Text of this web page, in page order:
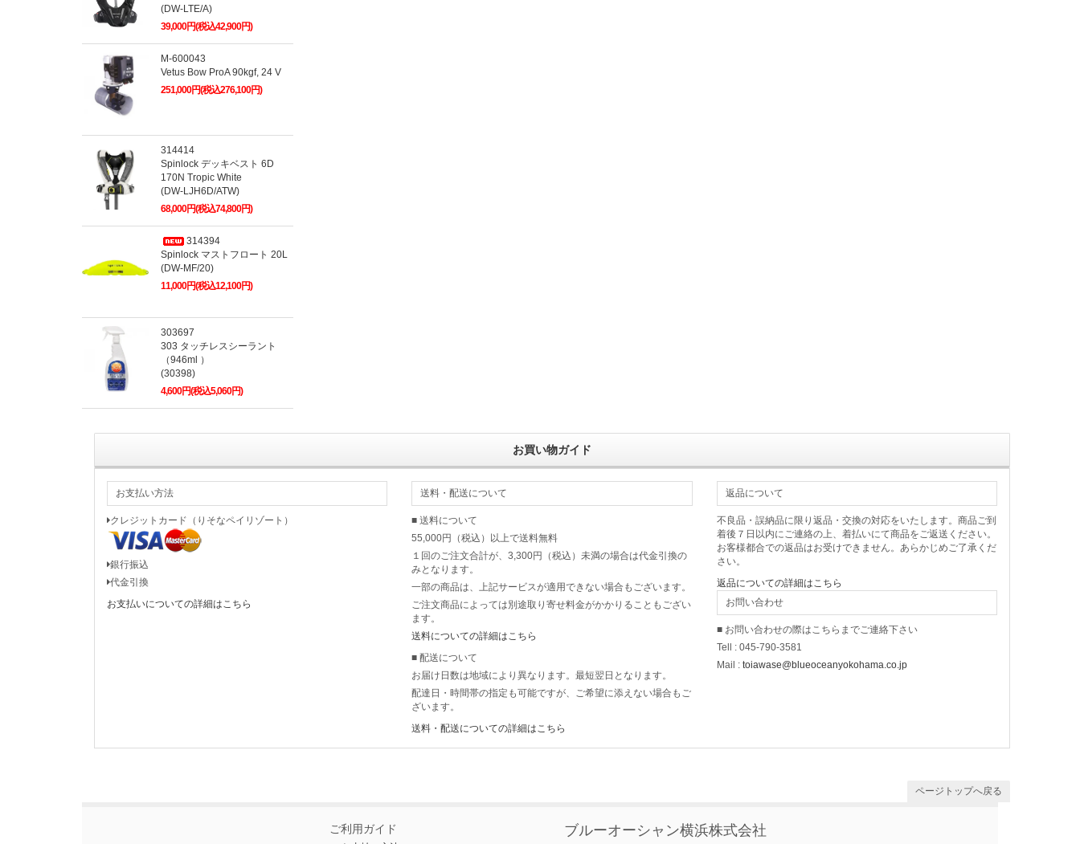
(DW-LTE/A)
39,000円(税込42,900円)
M-600043
Vetus Bow ProA 90kgf, 24 V
251,000円(税込276,100円)
314414
Spinlock デッキベスト 6D
170N Tropic White
(DW-LJH6D/ATW)
68,000円(税込74,800円)
314394
Spinlock マストフロート 20L
(DW-MF/20)
11,000円(税込12,100円)
303697
303 タッチレスシーラント
（946ml ）
(30398)
4,600円(税込5,060円)
お買い物ガイド
お支払い方法
クレジットカード（りそなペイリゾート）
銀行振込
代金引換
お支払いについての詳細はこちら
送料・配送について
■ 送料について
55,000円（税込）以上で送料無料
１回のご注文合計が、3,300円（税込）未満の場合は代金引換の
みとなります。
一部の商品は、上記サービスが適用できない場合もございます。
ご注文商品によっては別途取り寄せ料金がかかりることもござい
ます。
送料についての詳細はこちら
■ 配送について
お届け日数は地域により異なります。最短翌日となります。
配達日・時間帯の指定も可能ですが、ご希望に添えない場合もご
ざいます。
送料・配送についての詳細はこちら
返品について
不良品・誤納品に限り返品・交換の対応をいたします。商品ご到
着後７日以内にご連絡の上、着払いにて商品をご返送ください。
お客様都合での返品はお受けできません。あらかじめご了承くだ
さい。
返品についての詳細はこちら
お問い合わせ
■ お問い合わせの際はこちらまでご連絡下さい
Tell : 045-790-3581
Mail : toiawase@blueoceanyokohama.co.jp
ページトップへ戻る
ご利用ガイド ブルーオーシャン横浜株式会社